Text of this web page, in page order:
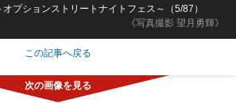
《写真撮影 望月勇輝》
プションストリートナイトフェス～（5/87）
この記事へ戻る